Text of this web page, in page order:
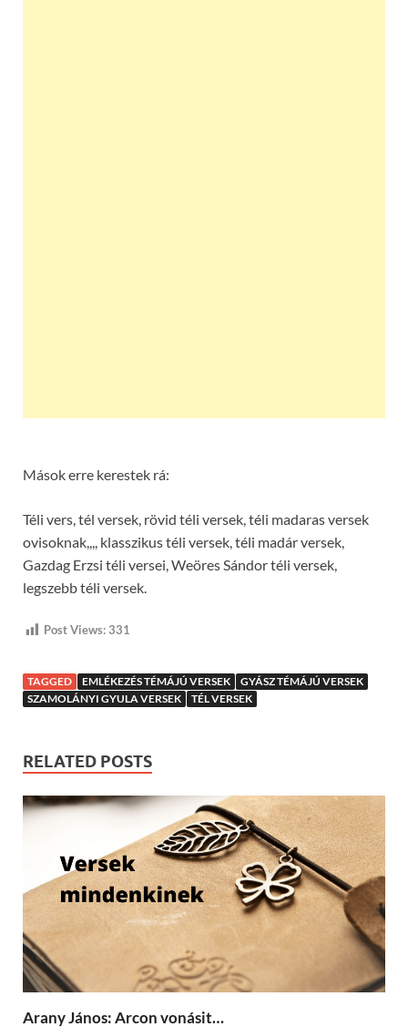
Mások erre kerestek rá:
Téli vers, tél versek, rövid téli versek, téli madaras versek
ovisoknak,,,, klasszikus téli versek, téli madár versek,
Gazdag Erzsi téli versei, Weöres Sándor téli versek,
legszebb téli versek.
Post Views:331
TAGGED EMLÉKEZÉS TÉMÁJÚ VERSEK
GYÁSZ TÉMÁJÚ VERSEK
SZAMOLÁNYI GYULA VERSEK
TÉL VERSEK
RELATED POSTS
Arany János: Arcon vonásit…